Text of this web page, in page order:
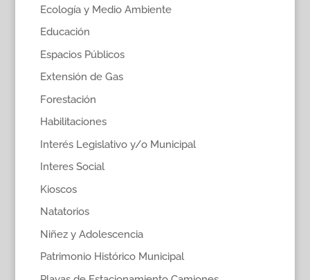
Ecología y Medio Ambiente
Educación
Espacios Públicos
Extensión de Gas
Forestación
Habilitaciones
Interés Legislativo y/o Municipal
Interes Social
Kioscos
Natatorios
Niñez y Adolescencia
Patrimonio Histórico Municipal